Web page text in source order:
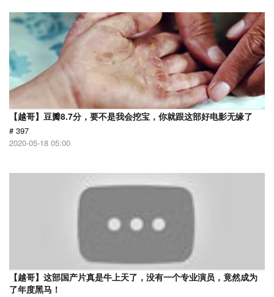
【越哥】豆瓣8.7分，要不是我会挖宝，你就跟这部好电影无缘了
# 397
2020-05-18 05:00
【越哥】这部国产片真是牛上天了，没有一个专业演员，竟然成为
了年度黑马！